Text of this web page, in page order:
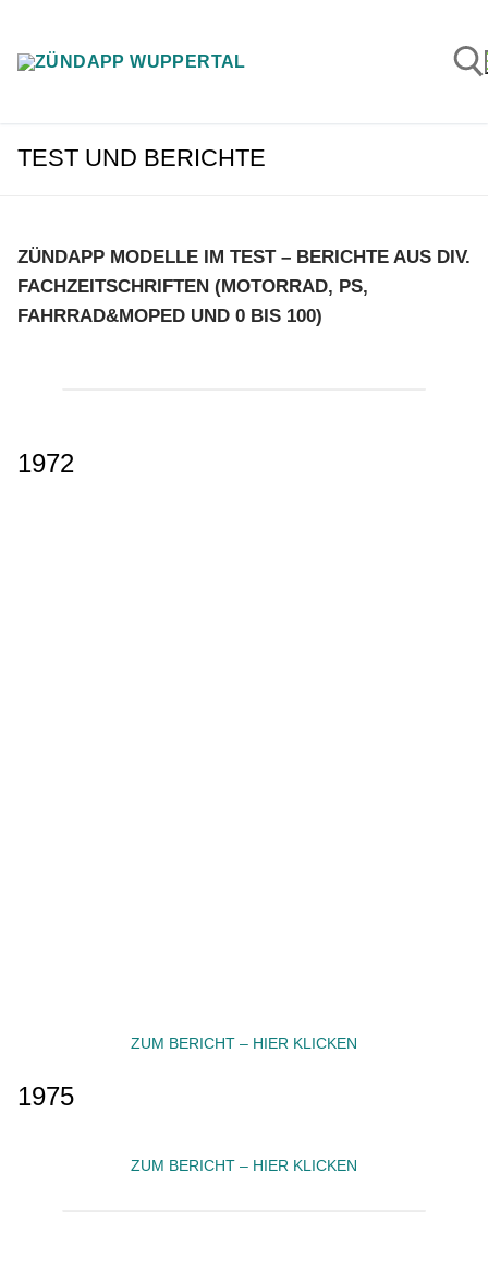
springen
TEST UND BERICHTE
ZÜNDAPP MODELLE IM TEST – BERICHTE AUS DIV.
FACHZEITSCHRIFTEN (MOTORRAD, PS,
FAHRRAD&MOPED UND 0 BIS 100)
1972
ZUM BERICHT – HIER KLICKEN
1975
ZUM BERICHT – HIER KLICKEN